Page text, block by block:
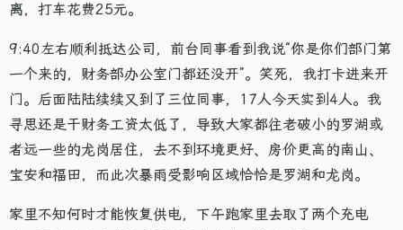
离，打车花费25元。
9:40左右顺利抵达公司，前台同事看到我说“你是你们部门第
一个来的，财务部办公室门都还没开”。笑死，我打卡进来开
门。后面陆陆续续又到了三位同事，17人今天实到4人。我
寻思还是干财务工资太低了，导致大家都往老破小的罗湖或
者远一些的龙岗居住，去不到环境更好、房价更高的南山、
宝安和福田，而此次暴雨受影响区域恰恰是罗湖和龙岗。
家里不知何时才能恢复供电，下午跑家里去取了两个充电